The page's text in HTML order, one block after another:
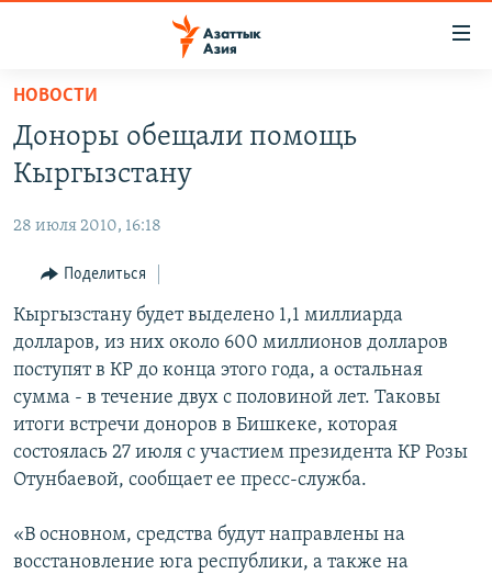
Вернуться
основному
содержанию
Вернутся
навигации
Вернутся
поиску
ЦЕНТРАЛЬНАЯ АЗИЯ
КАЗАХСТАН
УЗБЕКИСТАН
ТАДЖИКИСТАН
НОВОСТИ
ВОЙНА В УКРАИНЕ
НА ДРУГИХ ЯЗЫКАХ
ҚАЗАҚША
КЫРГЫЗЧА
ЎЗБЕКЧА
ТОҶИКӢ
TÜRKMENÇE
Все сайты РСЕ/РС
НОВОСТИ
Доноры обещали помощь
Кыргызстану
28 июля 2010, 16:18
Поделиться
Кыргызстану будет выделено 1,1 миллиарда
долларов, из них около 600 миллионов долларов
поступят в КР до конца этого года, а остальная
сумма - в течение двух с половиной лет. Таковы
итоги встречи доноров в Бишкеке, которая
состоялась 27 июля с участием президента КР Розы
Отунбаевой, сообщает ее пресс-служба.
«В основном, средства будут направлены на
восстановление юга республики, а также на